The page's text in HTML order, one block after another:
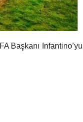
Başkanı Infantino’yu